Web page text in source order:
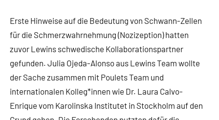
Erste Hinweise auf die Bedeutung von Schwann-Zellen
für die Schmerzwahrnehmung (Nozizeption) hatten
zuvor Lewins schwedische Kollaborationspartner
gefunden. Julia Ojeda-Alonso aus Lewins Team wollte
der Sache zusammen mit Poulets Team und
internationalen Kolleg*innen wie Dr. Laura Calvo-
Enrique vom Karolinska Institutet in Stockholm auf den